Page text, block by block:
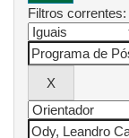
Filtros correntes: